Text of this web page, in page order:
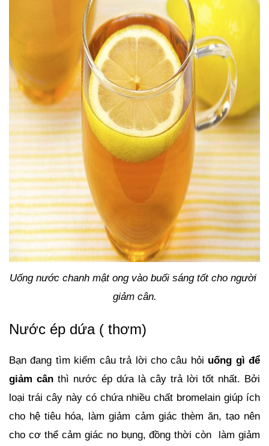
Uống nước chanh mật ong vào buổi sáng tốt cho người
giảm cân.
Nước ép dứa ( thơm)
Bạn đang tìm kiếm câu trả lời cho câu hỏi uống gì để
giảm cân thì nước ép dứa là cây trả lời tốt nhất. Bởi
loại trái cây này có chứa nhiều chất bromelain giúp ích
cho hệ tiêu hóa, làm giảm cảm giác thèm ăn, tạo nên
cho cơ thể cảm giác no bụng, đồng thời còn  làm giảm